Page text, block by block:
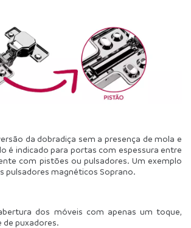
da dobradiça sem a presença de mola e
é indicado para portas com espessura entre
com pistões ou pulsadores. Um exemplo
pulsadores magnéticos Soprano.
dos móveis com apenas um toque,
de puxadores.